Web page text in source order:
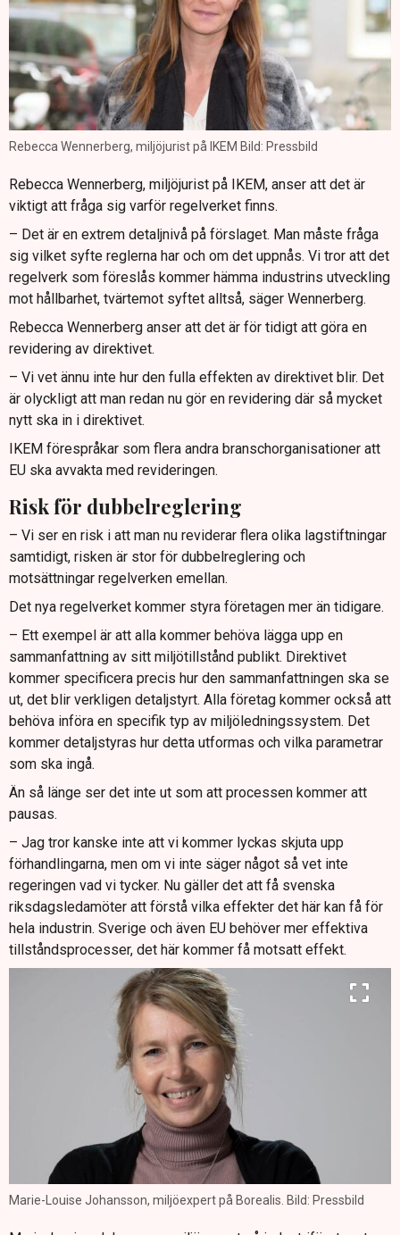
Rebecca Wennerberg, miljöjurist på IKEM Bild: Pressbild
Rebecca Wennerberg, miljöjurist på IKEM, anser att det är
viktigt att fråga sig varför regelverket finns.
– Det är en extrem detaljnivå på förslaget. Man måste fråga
sig vilket syfte reglerna har och om det uppnås. Vi tror att det
regelverk som föreslås kommer hämma industrins utveckling
mot hållbarhet, tvärtemot syftet alltså, säger Wennerberg.
Rebecca Wennerberg anser att det är för tidigt att göra en
revidering av direktivet.
– Vi vet ännu inte hur den fulla effekten av direktivet blir. Det
är olyckligt att man redan nu gör en revidering där så mycket
nytt ska in i direktivet.
IKEM förespråkar som flera andra branschorganisationer att
EU ska avvakta med revideringen.
Risk för dubbelreglering
– Vi ser en risk i att man nu reviderar flera olika lagstiftningar
samtidigt, risken är stor för dubbelreglering och
motsättningar regelverken emellan.
Det nya regelverket kommer styra företagen mer än tidigare.
– Ett exempel är att alla kommer behöva lägga upp en
sammanfattning av sitt miljötillstånd publikt. Direktivet
kommer specificera precis hur den sammanfattningen ska se
ut, det blir verkligen detaljstyrt. Alla företag kommer också att
behöva införa en specifik typ av miljöledningssystem. Det
kommer detaljstyras hur detta utformas och vilka parametrar
som ska ingå.
Än så länge ser det inte ut som att processen kommer att
pausas.
– Jag tror kanske inte att vi kommer lyckas skjuta upp
förhandlingarna, men om vi inte säger något så vet inte
regeringen vad vi tycker. Nu gäller det att få svenska
riksdagsledamöter att förstå vilka effekter det här kan få för
hela industrin. Sverige och även EU behöver mer effektiva
tillståndsprocesser, det här kommer få motsatt effekt.
Marie-Louise Johansson, miljöexpert på Borealis. Bild: Pressbild